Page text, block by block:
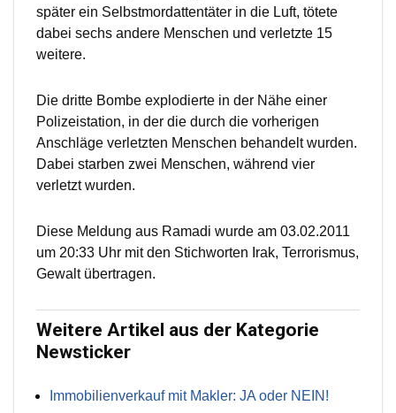
später ein Selbstmordattentäter in die Luft, tötete
dabei sechs andere Menschen und verletzte 15
weitere.
Die dritte Bombe explodierte in der Nähe einer
Polizeistation, in der die durch die vorherigen
Anschläge verletzten Menschen behandelt wurden.
Dabei starben zwei Menschen, während vier
verletzt wurden.
Diese Meldung aus Ramadi wurde am 03.02.2011
um 20:33 Uhr mit den Stichworten Irak, Terrorismus,
Gewalt übertragen.
Weitere Artikel aus der Kategorie
Newsticker
Immobilienverkauf mit Makler: JA oder NEIN!